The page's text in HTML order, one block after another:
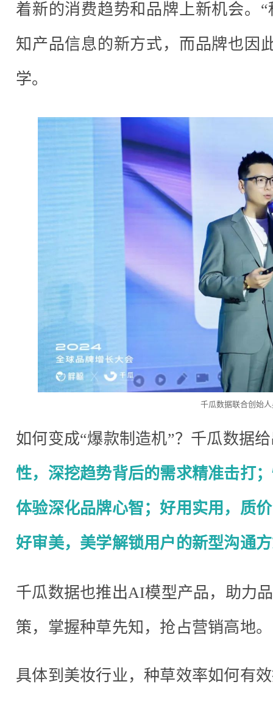
着新的消费趋势和品牌上新机会。
知产品信息的新方式，而品牌也因
学。
千瓜数据联合创始
如何变成“爆款制造机”？千瓜数据
性，深挖趋势背后的需求精准击打
体验深化品牌心智；好用实用，质
好审美，美学解锁用户的新型沟通
千瓜数据也推出AI模型产品，助力
策，掌握种草先知，抢占营销高地。
具体到美妆行业，种草效率如何有